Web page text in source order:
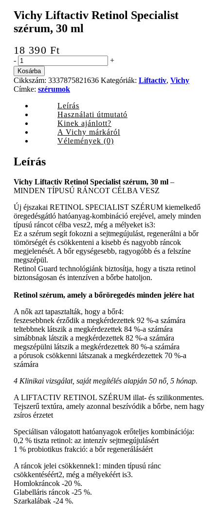
Vichy Liftactiv Retinol Specialist
szérum, 30 ml
18 390 Ft
Vichy
Liftactiv
Retinol
Specialist
szérum,
quantity
- +
Kosárba
Cikkszám: 3337875821636 Kategóriák: Liftactiv, Vichy
Címke: szérumok
Leírás
Használati útmutató
Kinek ajánlott?
A Vichy márkáról
Vélemények (0)
Leírás
Vichy Liftactiv Retinol Specialist szérum, 30 ml –
MINDEN TÍPUSÚ RÁNCOT CÉLBA VESZ
Új éjszakai RETINOL SPECIALIST SZÉRUM kiemelkedő
öregedésgátló hatóanyag-kombináció erejével, amely minden
típusú ráncot célba vesz2, még a mélyeket is3:
Ez a szérum segít fokozni a sejtmegújulást, regenerálni a bőr
tömörségét és csökkenteni a kisebb és nagyobb ráncok
megjelenését. A bőr egységesebb, ragyogóbb és a felszíne
megszépül.
Retinol Guard technológiánk biztosítja, hogy a tiszta retinol
biztonságosan és intenzíven a bőrbe hatoljon.
Retinol szérum, amely a bőröregedés minden jelére hat
A nők azt tapasztalták, hogy a bőr4:
feszesebbnek érződik a megkérdezettek 92 %-a számára
teltebbnek látszik a megkérdezettek 84 %-a számára
simábbnak látszik a megkérdezettek 82 %-a számára
megszépülni látszik a megkérdezettek 80 %-a számára
a pórusok csökkenni látszanak a megkérdezettek 70 %-a
számára
4 Klinikai vizsgálat, saját megítélés alapján 50 nő, 5 hónap.
A LIFTACTIV RETINOL SZÉRUM illat- és szilikonmentes.
Tejszerű textúra, amely azonnal beszívódik a bőrbe, nem hagy
zsíros érzetet
Speciálisan válogatott hatóanyagok erőteljes kombinációja:
0,2 % tiszta retinol: az intenzív sejtmegújulásért
1 % probiotikus frakció: a bőr regenerálásáért
A ráncok jelei csökkennek1: minden típusú ránc
csökkentéséért2, még a mélyekéért is3.
Homlokráncok -20 %.
Glabelláris ráncok -25 %.
Szarkalábak -24 %.